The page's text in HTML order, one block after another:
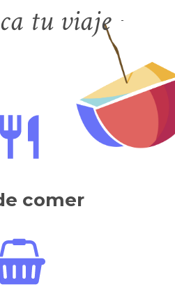
tu viaje
comer